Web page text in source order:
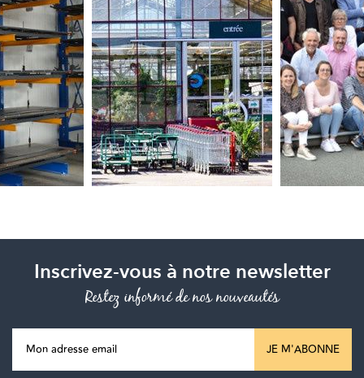
Inscrivez-vous à notre newsletter
Restez informé de nos nouveautés
JE M'ABONNE